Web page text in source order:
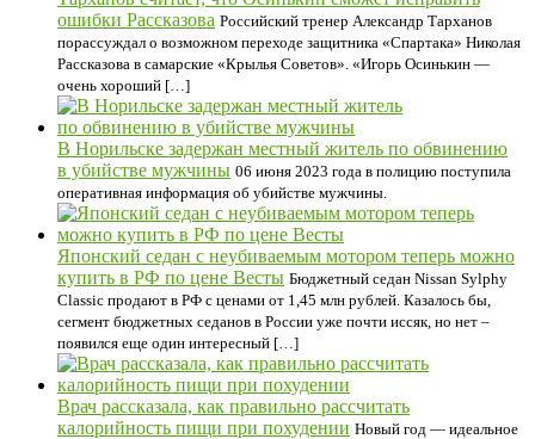
ошибки Рассказова Российский тренер Александр Тарханов
порассуждал о возможном переходе защитника «Спартака» Николая
Рассказова в самарские «Крылья Советов». «Игорь Осинькин —
очень хороший […]
В Норильске задержан местный житель по обвинению
в убийстве мужчины 06 июня 2023 года в полицию поступила
оперативная информация об убийстве мужчины.
Японский седан с неубиваемым мотором теперь можно
купить в РФ по цене Весты Бюджетный седан Nissan Sylphy
Classic продают в РФ с ценами от 1,45 млн рублей. Казалось бы,
сегмент бюджетных седанов в России уже почти иссяк, но нет –
появился еще один интересный […]
Врач рассказала, как правильно рассчитать
калорийность пищи при похудении Новый год — идеальное